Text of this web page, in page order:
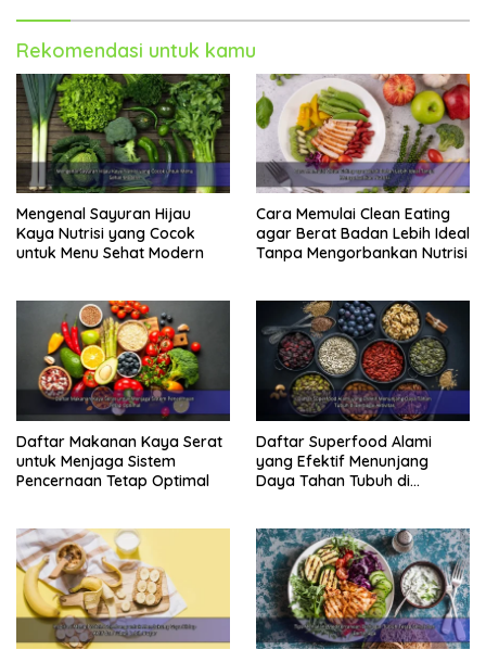
kaya serat seperti buah-buahan, sayuran, biji-bijian,
dan kacang-kacangan.
Hidrasi yang Cukup
Minum air putih yang cukup sangat penting untuk
kesehatan tubuh. Air membantu metabolisme,
mengatur suhu tubuh, dan membantu proses
pencernaan. Usahakan untuk minum minimal 8 gelas
air per hari.
Atur Porsi Makan
Anda menjaga berat badan ideal dan mencegah
kelebihan kalori. Perhatikan ukuran porsi Anda dan
jangan berlebihan.
Menu Pola Makan Sehat Contoh
Berikut contoh menu pola makan sehat untuk sehari:
Sarapan:
Oatmeal dengan buah beri dan kacang almond
Telur rebus dengan roti gandum dan sayuran
Makan Siang:
Salad sayur dengan ayam panggang atau ikan
Sup sayur dengan roti gandum
Sandwich gandum dengan isi sayuran dan hummus
Rekomendasi untuk kamu
Mengenal Sayuran Hijau
Kaya Nutrisi yang Cocok
untuk Menu Sehat Modern
Cara Memulai Clean Eating
agar Berat Badan Lebih Ideal
Tanpa Mengorbankan Nutrisi
Daftar Makanan Kaya Serat
untuk Menjaga Sistem
Pencernaan Tetap Optimal
Daftar Superfood Alami
yang Efektif Menunjang
Daya Tahan Tubuh di